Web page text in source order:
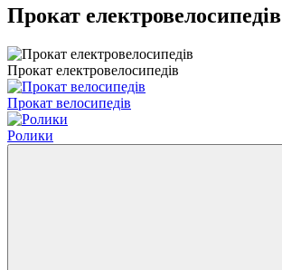
Прокат електровелосипедів
Прокат електровелосипедів
Прокат велосипедів
Ролики